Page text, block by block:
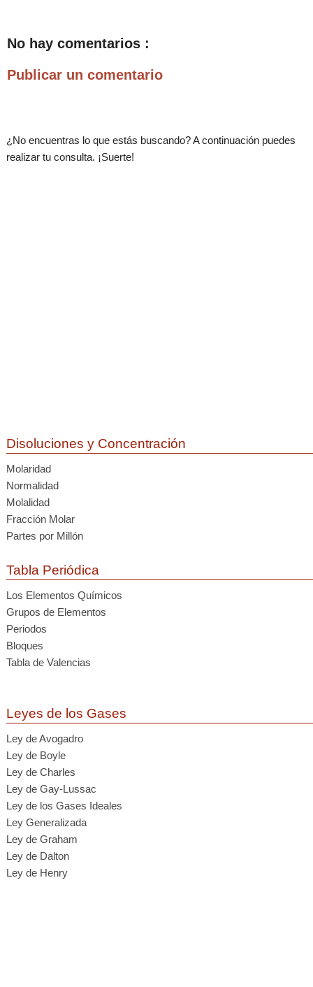
No hay comentarios :
Publicar un comentario
¿No encuentras lo que estás buscando? A continuación puedes
realizar tu consulta. ¡Suerte!
Disoluciones y Concentración
Molaridad
Normalidad
Molalidad
Fracción Molar
Partes por Millón
Tabla Periódica
Los Elementos Químicos
Grupos de Elementos
Periodos
Bloques
Tabla de Valencias
Leyes de los Gases
Ley de Avogadro
Ley de Boyle
Ley de Charles
Ley de Gay-Lussac
Ley de los Gases Ideales
Ley Generalizada
Ley de Graham
Ley de Dalton
Ley de Henry